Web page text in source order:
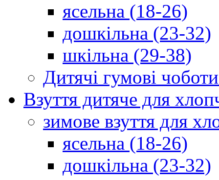
ясельна (18-26)
дошкільна (23-32)
шкільна (29-38)
Дитячі гумові
Взуття дитяче для
зимове взуття для
ясельна (18-26)
дошкільна (23-32)